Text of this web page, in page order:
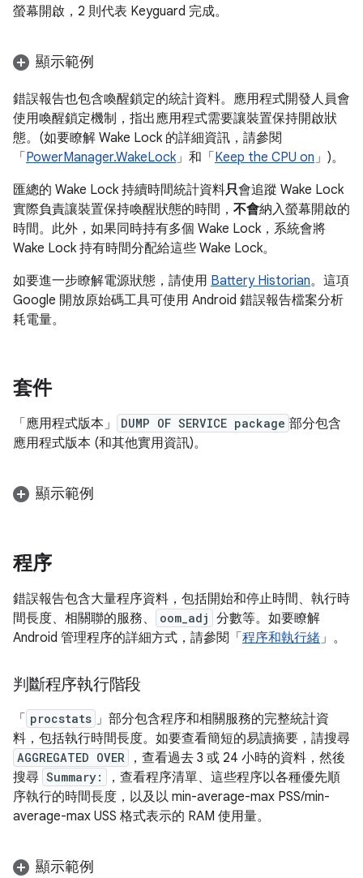
螢幕開啟，2 則代表 Keyguard 完成。
顯示範例
錯誤報告也包含喚醒鎖定的統計資料。應用程式開發人員會
使用喚醒鎖定機制，指出應用程式需要讓裝置保持開啟狀
態。(如要瞭解 Wake Lock 的詳細資訊，請參閱
「 PowerManager.WakeLock」和「 Keep the CPU on」)。
匯總的 Wake Lock 持續時間統計資料只會追蹤 Wake Lock
實際負責讓裝置保持喚醒狀態的時間， 不會納入螢幕開啟的
時間。此外，如果同時持有多個 Wake Lock，系統會將
Wake Lock 持有時間分配給這些 Wake Lock。
如要進一步瞭解電源狀態，請使用 Battery Historian。這項
Google 開放原始碼工具可使用 Android 錯誤報告檔案分析
耗電量。
套件
「應用程式版本」 DUMP OF SERVICE package 部分包含
應用程式版本 (和其他實用資訊)。
顯示範例
程序
錯誤報告包含大量程序資料，包括開始和停止時間、執行時
間長度、相關聯的服務、
oom_adj 分數等。如要瞭解
Android 管理程序的詳細方式，請參閱「 程序和執行緒」。
判斷程序執行階段
「 procstats 」部分包含程序和相關服務的完整統計資
料，包括執行時間長度。如要查看簡短的易讀摘要，請搜尋
AGGREGATED OVER
，查看過去 3 或 24 小時的資料，然後
搜尋 Summary:
，查看程序清單、這些程序以各種優先順
序執行的時間長度，以及以 min-average-max PSS/min-
average-max USS 格式表示的 RAM 使用量。
顯示範例